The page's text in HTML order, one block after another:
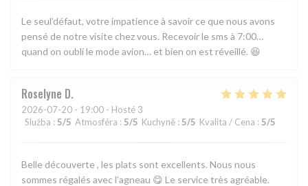
Le seul’défaut, votre impatience à savoir ce que nous avons
pensé de notre visite chez vous. Recevoir le sms à 7:00…
quand on oubli le mode avion… et bien on est réveillé. 😆
Roselyne D
2026-07-20 - 19:00 - Hosté 3
Služba : 5/5 Atmosféra : 5/5 Kuchyně : 5/5 Kvalita / Cena : 5/5
Belle découverte , les plats sont excellents. Nous nous
sommes régalés avec l’agneau 😋 Le service très agréable.